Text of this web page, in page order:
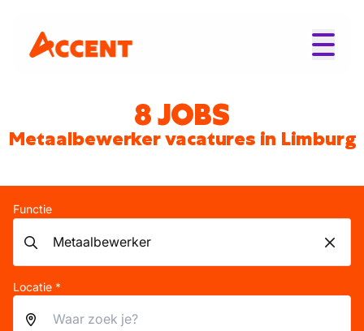
8 JOBS
Metaalbewerker vacatures in Limburg
Functie
Locatie *